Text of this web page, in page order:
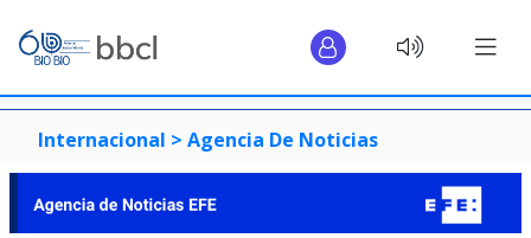
Internacional > Agencia De Noticias